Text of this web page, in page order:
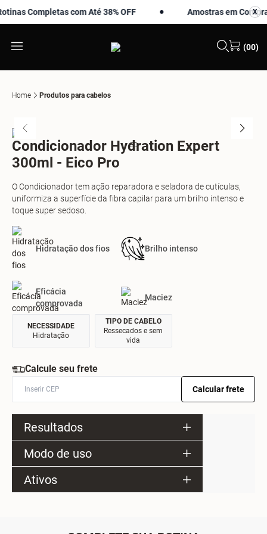
X
Completas com Até 38% OFF Amostras em Compras
X
(00)
Home Produtos para cabelos
Condicionador Hydration Expert
300ml - Eico Pro
O Condicionador tem ação reparadora e seladora de cutículas,
uniformiza a superfície da fibra capilar para um brilho intenso e
toque super sedoso.
Hidratação dos fios Brilho intenso
Eficácia
comprovada
Maciez
NECESSIDADE
Hidratação
TIPO DE CABELO
Ressecados e sem
vida
Calcule seu frete
Calcular frete
Resultados
Modo de uso
Ativos